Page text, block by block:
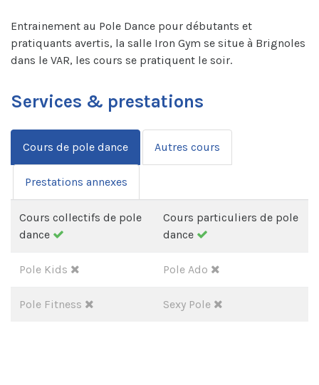
Entrainement au Pole Dance pour débutants et
pratiquants avertis, la salle Iron Gym se situe à Brignoles
dans le VAR, les cours se pratiquent le soir.
Services & prestations
Cours de pole dance Autres cours
Prestations annexes
Cours collectifs de pole
dance
Cours particuliers de pole
dance
Pole Kids Pole Ado
Pole Fitness Sexy Pole